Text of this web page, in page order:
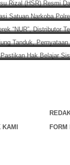
Satuan
Merek “NUR”,
di Ujung Tanduk,
Pastikan Hak
FORM